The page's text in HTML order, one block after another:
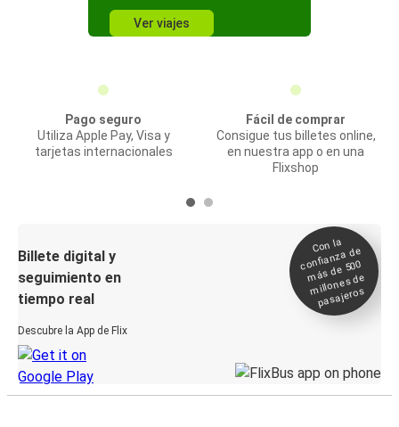
Ver viajes
Pago seguro
Utiliza Apple Pay, Visa y
tarjetas internacionales
Fácil de comprar
Consigue tus billetes online,
en nuestra app o en una
Flixshop
Billete digital y
seguimiento en
tiempo real
Descubre la App de Flix
Con la
confianza de
más de 500
millones de
pasajeros